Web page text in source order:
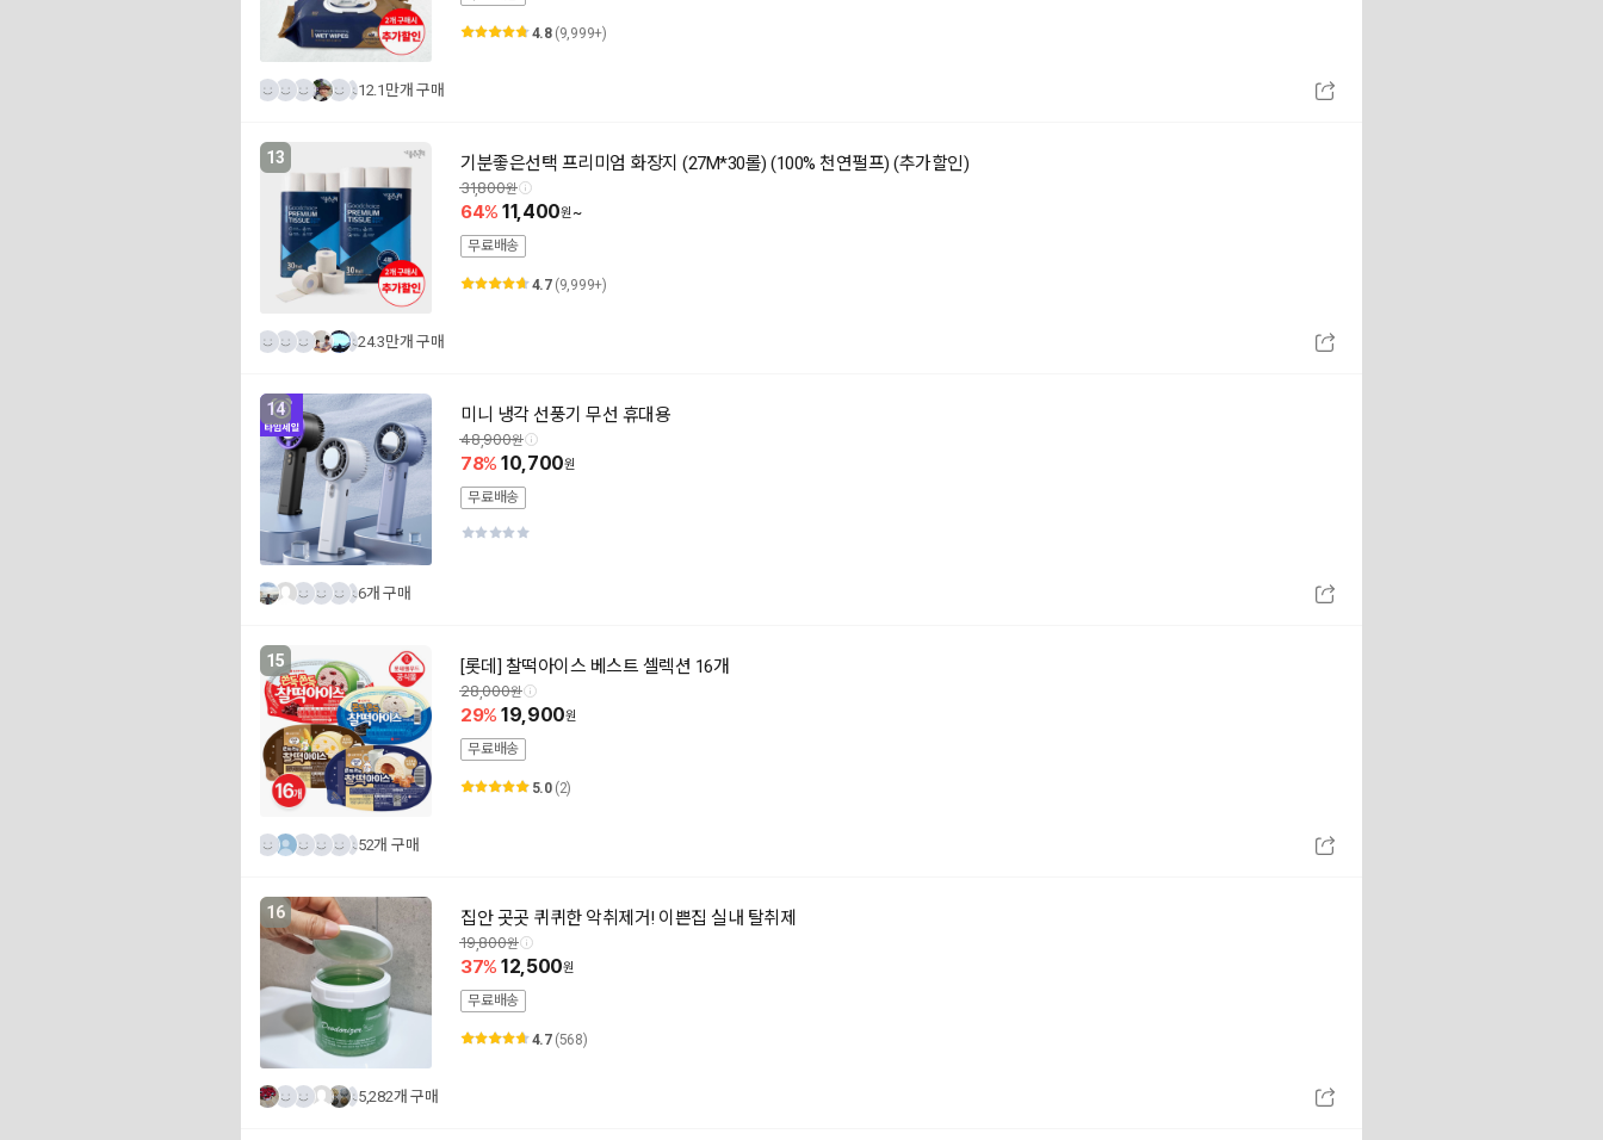
4.8 (9,999+)
12.1만개 구매
13 기분좋은선택 프리미엄 화장지 (27M*30롤) (100% 천연펄프) (추가할인)
31,800
64 11,400
~
무료배송
4.7 (9,999+)
24.3만개 구매
14 미니 냉각 선풍기 무선 휴대용
48,900
78 10,700
무료배송
6개 구매
15 [롯데] 찰떡아이스 베스트 셀렉션 16개
28,000
29 19,900
무료배송
5.0 (2)
52개 구매
16 집안 곳곳 퀴퀴한 악취제거! 이쁜집 실내 탈취제
19,800
37 12,500
무료배송
4.7 (568)
5,282개 구매